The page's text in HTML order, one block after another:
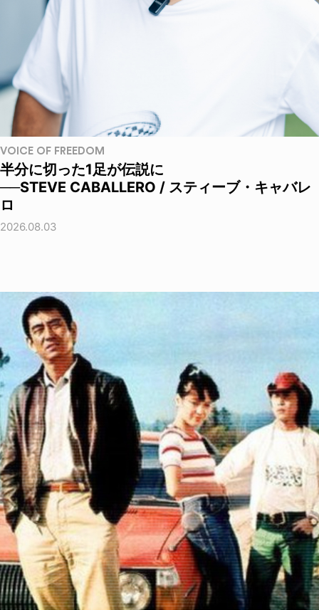
VOICE OF FREEDOM
半分に切った1足が伝説に
──STEVE CABALLERO / スティーブ・キャバレ
ロ
2026.08.03